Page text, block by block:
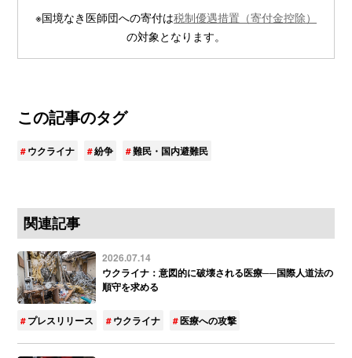
※国境なき医師団への寄付は税制優遇措置（寄付金控除）
の対象となります。
この記事のタグ
ウクライナ 紛争 難民・国内避難民
関連記事
2026.07.14
ウクライナ：意図的に破壊される医療──国際人道法の
順守を求める
プレスリリース ウクライナ 医療への攻撃